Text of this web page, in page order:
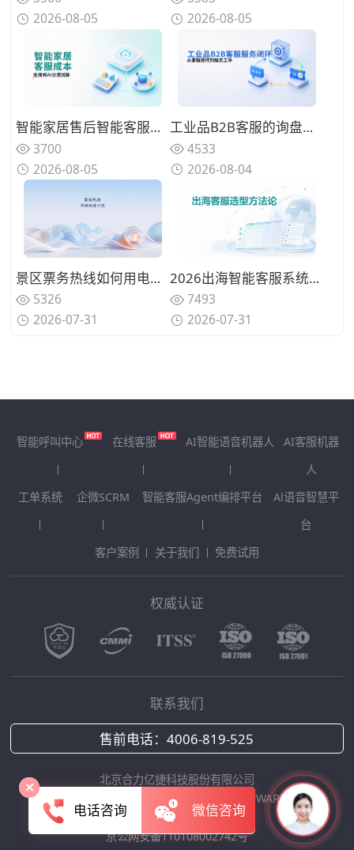
2026-08-05
2026-08-05
智能家居售后智能客服系统一年投入多少？坐席数量和AI分流比例的成本拆解
3700
2026-08-05
工业品B2B客服的询盘与售后怎么管？从企微群接待、技术问题分派到工单系统闭环的运营方法
4533
2026-08-04
景区票务热线如何用电话语音机器人实现智能化？从常规咨询到紧急救援的多层分流设计
5326
2026-07-31
2026出海智能客服系统选型方法论：构建适配全球化业务的评估框架
7493
2026-07-31
智能呼叫中心 在线客服 AI智能语音机器人
AI客服机器
人
工单系统
企微SCRM 智能客服Agent编排平台
Al语音智慧平
台
客户案例
关于我们 免费试用
权威认证
联系我们
售前电话：4006-819-525
北京合力亿捷科技股份有限公司
Copyright © 2025 HOLLYCRM SOFTWARE
京ICP备12042422号-1
京公网安备110108002742号
电话咨询 微信咨询